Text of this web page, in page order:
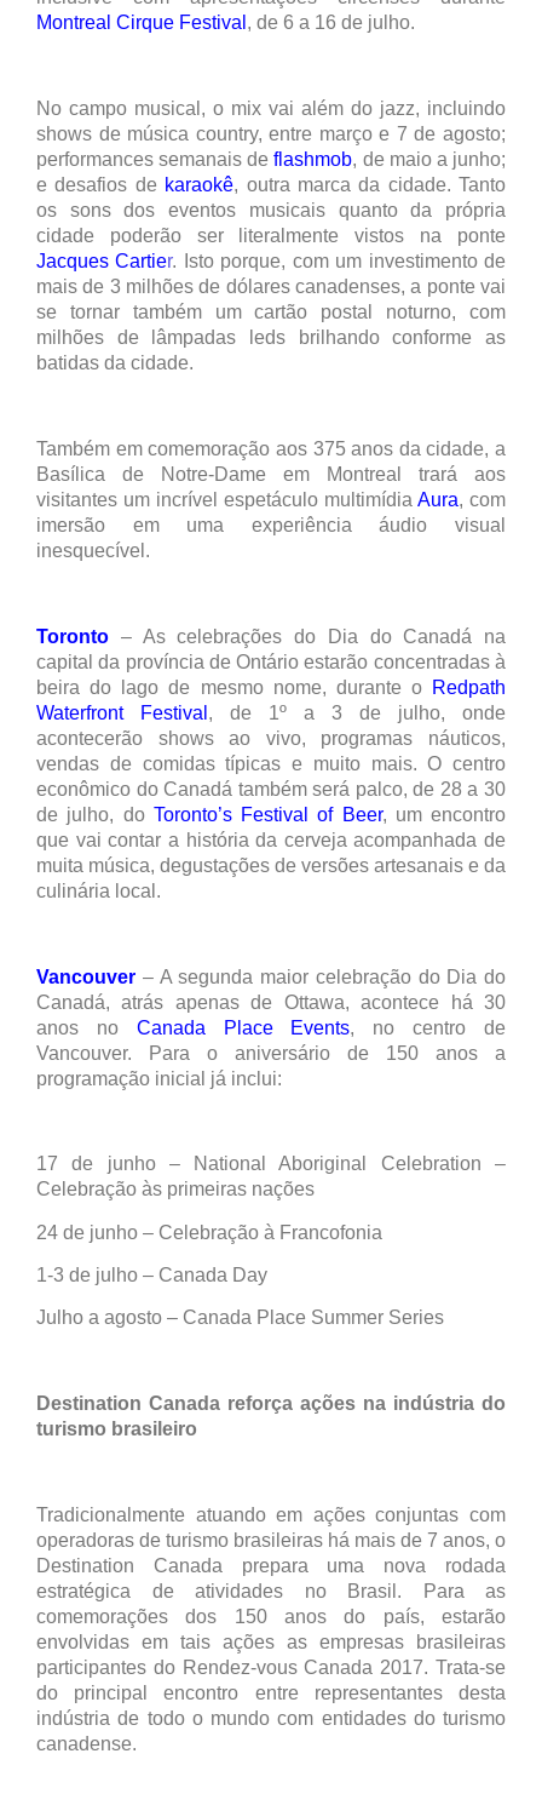
Montreal Cirque Festival , de 6 a 16 de julho.
No campo musical, o mix vai além do jazz, incluindo
shows de música country, entre março e 7 de agosto;
performances semanais deflashmob, de maio a junho;
e desafios de karaokê, outra marca da cidade. Tanto
os sons dos eventos musicais quanto da própria
cidade poderão ser literalmente vistos na ponte
Jacques Cartier. Isto porque, com um investimento de
mais de 3 milhões de dólares canadenses, a ponte vai
se tornar também um cartão postal noturno, com
milhões de lâmpadas leds brilhando conforme as
batidas da cidade.
Também em comemoração aos 375 anos da cidade, a
Basílica de Notre-Dame em Montreal trará aos
visitantes um incrível espetáculo multimídia Aura, com
imersão em uma experiência áudio visual
inesquecível.
Toronto – As celebrações do Dia do Canadá na
capital da província de Ontário estarão concentradas à
beira do lago de mesmo nome, durante o Redpath
Waterfront Festival , de 1º a 3 de julho, onde
acontecerão shows ao vivo, programas náuticos,
vendas de comidas típicas e muito mais. O centro
econômico do Canadá também será palco, de 28 a 30
de julho, do Toronto’s Festival of Beer, um encontro
que vai contar a história da cerveja acompanhada de
muita música, degustações de versões artesanais e da
culinária local.
Vancouver – A segunda maior celebração do Dia do
Canadá, atrás apenas de Ottawa, acontece há 30
anos no Canada Place Events, no centro de
Vancouver. Para o aniversário de 150 anos a
programação inicial já inclui:
17 de junho – National Aboriginal Celebration –
Celebração às primeiras nações
24 de junho – Celebração à Francofonia
1-3 de julho – Canada Day
Julho a agosto – Canada Place Summer Series
Destination Canada reforça ações na indústria do
turismo brasileiro
Tradicionalmente atuando em ações conjuntas com
operadoras de turismo brasileiras há mais de 7 anos, o
Destination Canada prepara uma nova rodada
estratégica de atividades no Brasil. Para as
comemorações dos 150 anos do país, estarão
envolvidas em tais ações as empresas brasileiras
participantes do Rendez-vous Canada 2017. Trata-se
do principal encontro entre representantes desta
indústria de todo o mundo com entidades do turismo
canadense.